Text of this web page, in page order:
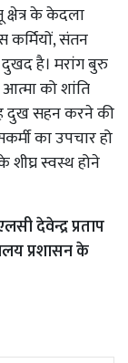
क्षेत्र के केदला
संतन
है। मरांग बुरु
को शांति
दुख सहन करने की
का उपचार हो
शीघ्र स्वस्थ होने
देवेन्द्र प्रताप
प्रशासन के